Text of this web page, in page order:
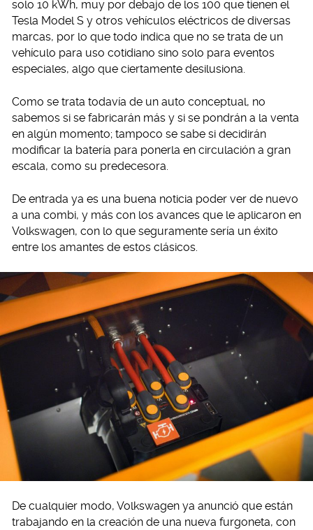
solo 10 kWh, muy por debajo de los 100 que tienen el
Tesla Model S y otros vehículos eléctricos de diversas
marcas, por lo que todo indica que no se trata de un
vehículo para uso cotidiano sino solo para eventos
especiales, algo que ciertamente desilusiona.
Como se trata todavía de un auto conceptual, no
sabemos si se fabricarán más y si se pondrán a la venta
en algún momento; tampoco se sabe si decidirán
modificar la batería para ponerla en circulación a gran
escala, como su predecesora.
De entrada ya es una buena noticia poder ver de nuevo
a una combi, y más con los avances que le aplicaron en
Volkswagen, con lo que seguramente sería un éxito
entre los amantes de estos clásicos.
De cualquier modo, Volkswagen ya anunció que están
trabajando en la creación de una nueva furgoneta, con